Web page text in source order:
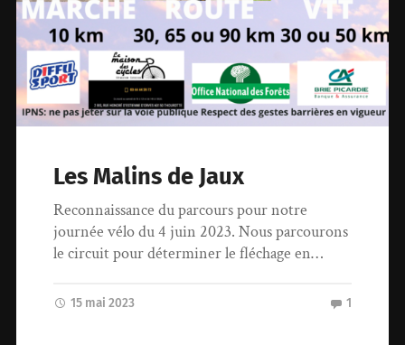
Les Malins de Jaux
Reconnaissance du parcours pour notre
journée vélo du 4 juin 2023. Nous parcourons
le circuit pour déterminer le fléchage en…
15 mai 2023 1